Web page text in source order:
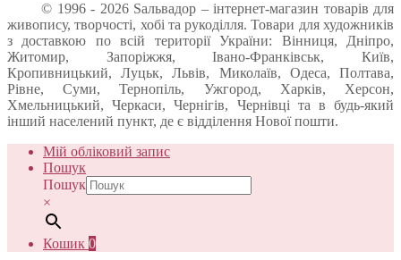
© 1996 - 2026 Sальвадор – інтернет-магазин товарів для
живопису, творчості, хобі та рукоділля. Товари для художників
з доставкою по всій території України: Вінниця, Дніпро,
Житомир, Запоріжжя, Івано-Франківськ, Київ,
Кропивницький, Луцьк, Львів, Миколаїв, Одеса, Полтава,
Рівне, Суми, Тернопіль, Ужгород, Харків, Херсон,
Хмельницький, Черкаси, Чернігів, Чернівці та в будь-який
інший населений пункт, де є відділення Нової пошти.
Мій обліковий запис
Пошук
Пошук
×
Кошик 0